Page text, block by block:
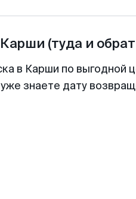
Карши (туда и
в Карши по выгодной
знаете дату